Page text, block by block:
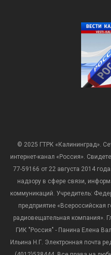
© 2025 ГТРК «Калининград».
интернет-канал «Россия».
77-59166 от 22 августа 2014
надзору в сфере связи,
коммуникаций. Учредитель:
предприятие «Всероссийская
радиовещательная компания».
ГИК "Россия" - Панина Елена
Ильина Н.Г. Электронная почта